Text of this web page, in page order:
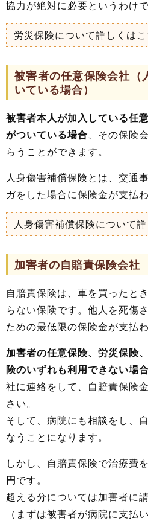
協力が絶対に必要というわけ
労災保険について詳しくはこ
被害者の任意保険会社（
いている場合）
被害者本人が加入している任
がついている場合、その保険
らうことができます。
人身傷害補償保険とは、交通
ガをした場合に保険金が支払
人身傷害補償保険について
加害者の自賠責保険会社
自賠責保険は、車を買ったと
らない保険です。他人を死傷
ための最低限の保険金が支払わ
加害者の任意保険、労災保険
険のいずれも利用できない場合
社に連絡をして、自賠責保険
さい。
そして、病院にも相談をし、
なうことになります。
しかし、自賠責保険で治療費
円です。
超える分については加害者に
（まずは被害者が病院に支払